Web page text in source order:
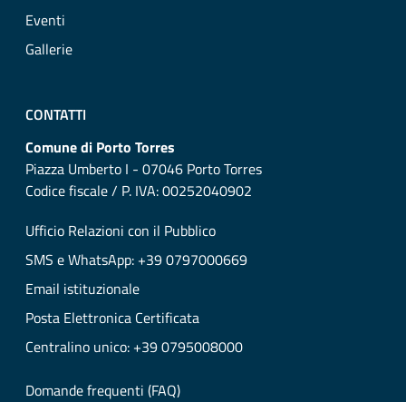
Eventi
Gallerie
CONTATTI
Comune di Porto Torres
Piazza Umberto I - 07046 Porto Torres
Codice fiscale / P. IVA: 00252040902
Ufficio Relazioni con il Pubblico
SMS e WhatsApp: +39 0797000669
Email istituzionale
Posta Elettronica Certificata
Centralino unico: +39 0795008000
Domande frequenti (FAQ)